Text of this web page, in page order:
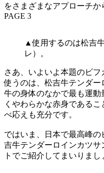
をさまざまなアプローチか
PAGE 3
▲使用するのは松吉
レ）。
さあ、いよいよ本題のビフ
使うのは、松吉牛テンダ
牛の身体のなかで最も運
くやわらかな赤身である
べ応えも充分です。
ではいま、日本で最高峰
吉牛テンダーロインカツ
トでご紹介してまいりまし